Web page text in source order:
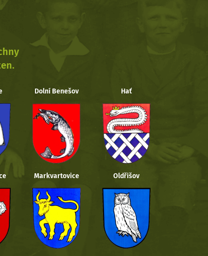
Dolní Benešov Hať
Markvartovice Oldřišov